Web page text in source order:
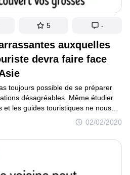
auxquelles
devra faire face
02/02/2020
toujours possible de se préparer
désagréables. Même étudier
et les guides touristiques ne nous
et sans malentendus interculturels.
mais le vendeur ne le prend
et tout le monde commence
poser des questions indiscrètes
laves-tu par jour” ou “ne manges-tu
5 -